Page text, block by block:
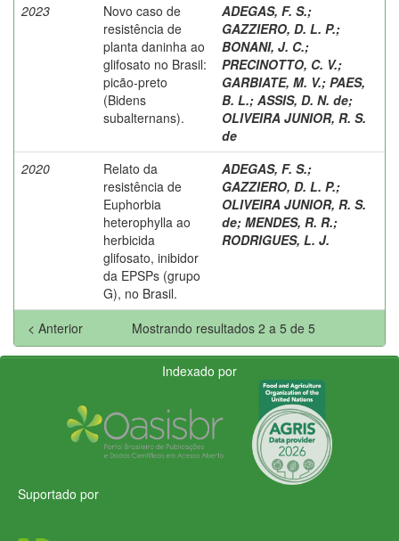
2023
Novo caso de
resistência de
planta daninha ao
glifosato no Brasil:
picão-preto
(Bidens
subalternans).
ADEGAS, F. S.;
GAZZIERO, D. L. P.;
BONANI, J. C.;
PRECINOTTO, C. V.;
GARBIATE, M. V.; PAES,
B. L.; ASSIS, D. N. de;
OLIVEIRA JUNIOR, R. S.
de
2020
Relato da
resistência de
Euphorbia
heterophylla ao
herbicida
glifosato, inibidor
da EPSPs (grupo
G), no Brasil.
ADEGAS, F. S.;
GAZZIERO, D. L. P.;
OLIVEIRA JUNIOR, R. S.
de; MENDES, R. R.;
RODRIGUES, L. J.
Mostrando resultados 2 a 5 de 5
< Anterior
Indexado por
Suportado por